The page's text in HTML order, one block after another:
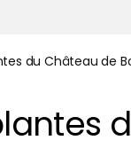
du Château de